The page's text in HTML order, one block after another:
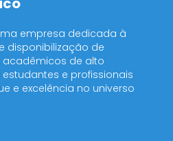
empresa dedicada à
disponibilização de
de alto
e profissionais
e excelência no universo